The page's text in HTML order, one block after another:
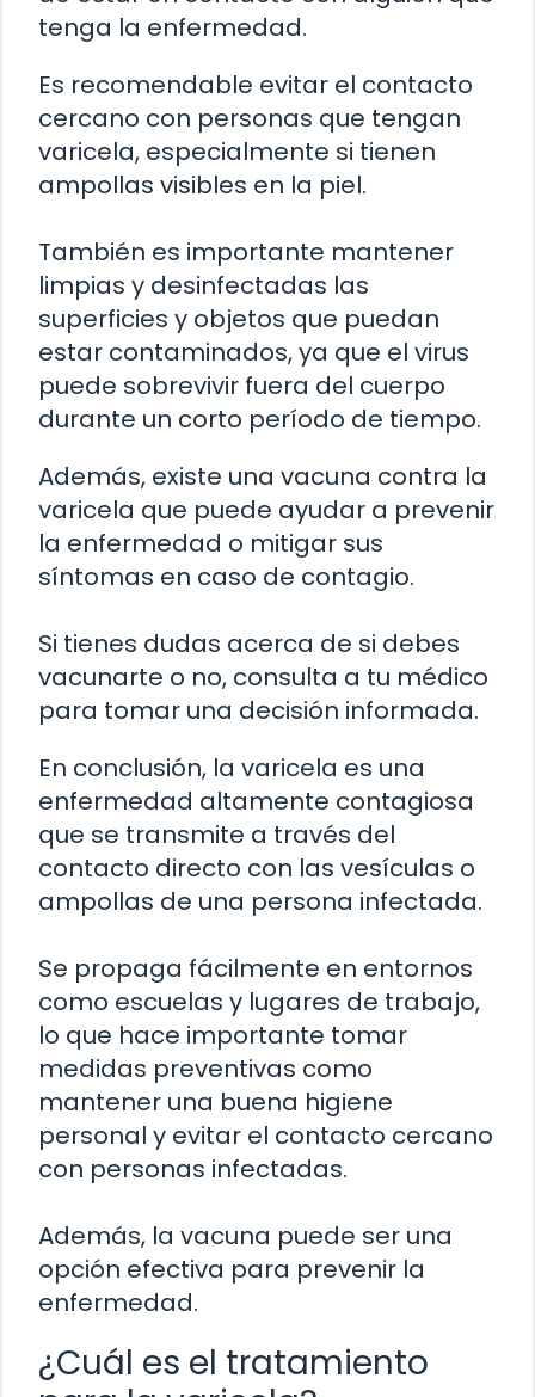
tenga la enfermedad.
Es recomendable evitar el contacto
cercano con personas que tengan
varicela, especialmente si tienen
ampollas visibles en la piel.
También es importante mantener
limpias y desinfectadas las
superficies y objetos que puedan
estar contaminados, ya que el virus
puede sobrevivir fuera del cuerpo
durante un corto período de tiempo.
Además, existe una vacuna contra la
varicela que puede ayudar a prevenir
la enfermedad o mitigar sus
síntomas en caso de contagio.
Si tienes dudas acerca de si debes
vacunarte o no, consulta a tu médico
para tomar una decisión informada.
En conclusión, la varicela es una
enfermedad altamente contagiosa
que se transmite a través del
contacto directo con las vesículas o
ampollas de una persona infectada.
Se propaga fácilmente en entornos
como escuelas y lugares de trabajo,
lo que hace importante tomar
medidas preventivas como
mantener una buena higiene
personal y evitar el contacto cercano
con personas infectadas.
Además, la vacuna puede ser una
opción efectiva para prevenir la
enfermedad.
¿Cuál es el tratamiento